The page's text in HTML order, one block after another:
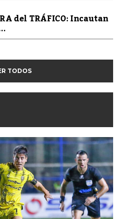
del TRÁFICO: Incautan
TODOS